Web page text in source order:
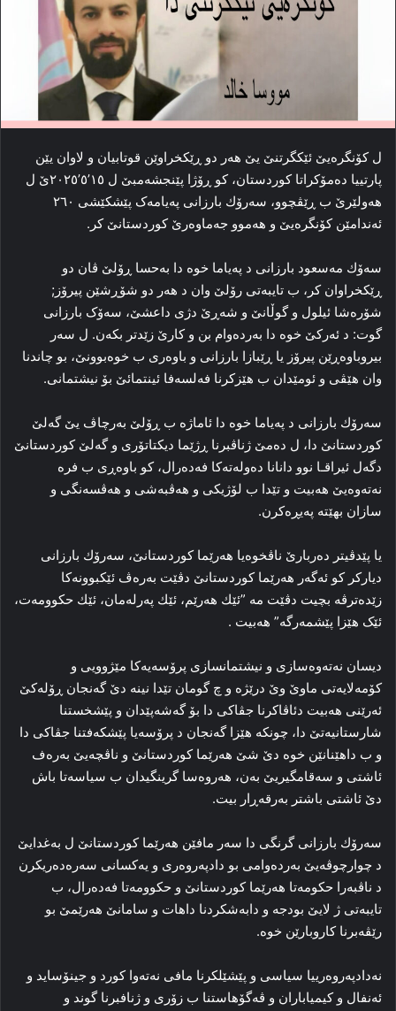
ل کۆنگرەیێ ئێکگرتنێ یێ هەر دو ڕێکخراوێن قوتابیان و لاوان یێن
پارتییا دەمۆكراتا کوردستان، كو ڕۆژا پێنجشەمبێ ل ١٥’٥’٢٠٢٥ێ ل
هەولێرێ ب ڕێڤچوو، سەرۆك بارزانی پەیامەک پێشکێشی ٢٦٠
ئەندامێن کۆنگرەیێ و هەموو جەماوەرێ کوردستانێ کر.
سەۆك مەسعود بارزانی د پەیاما خوە دا بەحسا ڕۆلێ ڤان دو
ڕێکخراوان کر، ب تایبەتی رۆلێ وان د هەر دو شۆڕشێن پیرۆز;
شۆرەشا ئیلول و گوڵانێ و شەڕێ دژی داعشێ، سەۆک بارزانی
گوت: د ئەرکێ خوە دا بەردەوام بن و کارێ زێدتر بکەن. ل سەر
بیروباوەڕێن پیرۆز یا ڕێبازا بارزانی و باوەری ب خوەبوونێ، بو چاندنا
وان هێڤی و ئومێدان ب هێزکرنا فەلسەفا ئینتمائێ بۆ نیشتمانی.
سەرۆك بارزانی د پەیاما خوە دا ئاماژە ب ڕۆلێ بەرچاڤ یێ گەلێ
کوردستانێ دا، ل دەمێ ژناڤبرنا ڕژێما دیکتاتۆری و گەلێ کوردستانێ
دگەل ئیراقـا نوو دانانا دەولەتەکا فەدەرال، كو باوەڕی ب فرە
نەتەوەیێ هەبیت و تێدا ب لۆژیکی و هەڤبەشی و هەڤسەنگی و
سازان بهێتە پەیڕەکرن.
یا پێدڤیتر دەربارێ ناڤخوەیا هەرێما کوردستانێ، سەرۆك بارزانی
دیارکر كو ئەگەر هەرێما کوردستانێ دڤێت بەرەڤ ئێکبوونەکا
زێدەترڤە بچیت دڤێت مە ”ئێك هەرێم، ئێك پەرلەمان، ئێك حکوومەت،
ئێک هێزا پێشمەرگە” هەبیت .
دیسان نەتەوەسازی و نیشتمانسازی پرۆسەیەکا مێژوویی و
کۆمەلایەتی ماوێ وێ درێژە و چ گومان تێدا نینە دێ گەنجان ڕۆلەکێ
ئەرێنی هەبیت دئاڤاکرنا جڤاکی دا بۆ گەشەپێدان و پێشخستنا
شارستانیەتێ دا، چونکە هێزا گەنجان د پرۆسەیا پێشکەفتنا جڤاکی دا
و ب داهێنانێن خوە دێ شێ هەرێما کوردستانێ و ناڤچەیێ بەرەف
ئاشتی و سەقامگیریێ بەن، هەروەسا گرینگیدان ب سیاسەتا باش
دێ ئاشتی باشتر بەرقەڕار بیت.
سەرۆك بارزانی گرنگی دا سەر مافێن هەرێما کوردستانێ ل بەغدایێ
د چوارچوڤەیێ بەردەوامی بو دادپەروەری و یەکسانی سەرەدەریکرن
د ناڤبەرا حكومەتا هەرێما كوردستانێ و حکوومەتا فەدەرال، ب
تایبەتی ژ لایێ بودجە و دابەشکردنا داهات و سامانێ هەرێمێ بو
رێڤەبرنا کاروبارێن خوە.
نەدادپەروەرییا سیاسی و پێشێلکرنا مافی نەتەوا کورد و جینۆساید و
ئەنفال و کیمیاباران و ڤەگۆهاستنا ب زۆری و ژنافبرنا گوند و